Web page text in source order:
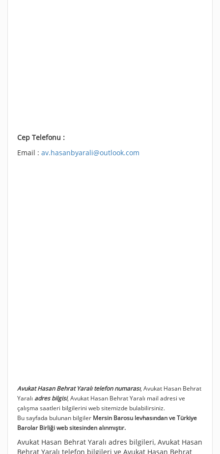
Cep Telefonu :
Email : av.hasanbyarali@outlook.com
Avukat Hasan Behrat Yaralı telefon numarası, Avukat Hasan Behrat
Yaralı adres bilgisi, Avukat Hasan Behrat Yaralı mail adresi ve
çalışma saatleri bilgilerini web sitemizde bulabilirsiniz.
Bu sayfada bulunan bilgiler Mersin Barosu levhasından ve Türkiye
Barolar Birliği web sitesinden alınmıştır.
Avukat Hasan Behrat Yaralı adres bilgileri, Avukat Hasan
Behrat Yaralı telefon bilgileri ve Avukat Hasan Behrat